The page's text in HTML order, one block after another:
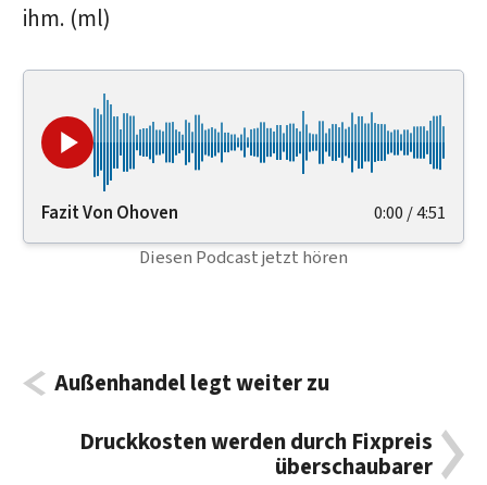
ihm. (ml)
Fazit Von Ohoven 0:00 /4:51
Diesen Podcast jetzt hören
Außenhandel legt weiter zu
Druckkosten werden durch Fixpreis
überschaubarer